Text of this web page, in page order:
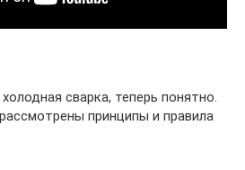
сварка, теперь понятно.
принципы и правила